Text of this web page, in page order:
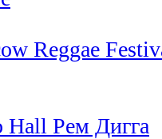
Reggae
Hall Рем Дигга